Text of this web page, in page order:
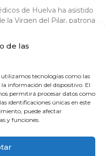
de las
utilizamos tecnologías como las
información del dispositivo. El
permitirá procesar datos como
identificaciones únicas en este
puede afectar
y funciones.
de Huelva ha asistido
la Virgen del Pilar, patrona
e
se
la ciencia y